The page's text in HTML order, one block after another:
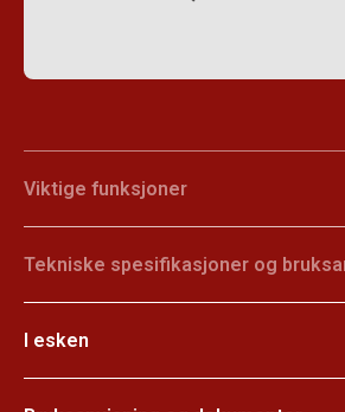
Viktige funksjoner
Tekniske spesifikasjoner og
I esken